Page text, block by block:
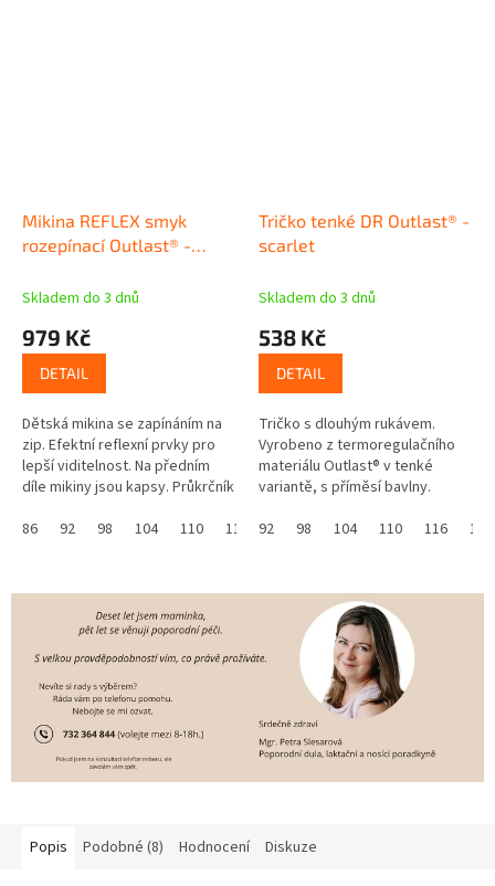
Mikina REFLEX smyk
rozepínací Outlast® -
Skladem do 3 dnů
979 Kč
DETAIL
Dětská mikina se zapínáním na
zip. Efektní reflexní prvky pro
lepší viditelnost. Na předním
díle mikiny jsou kapsy. Průkrčník
stojáčkem. Reflexní...
86 92 98 104 110 116 122 128
Tričko tenké DR Outlast® -
scarlet
Skladem do 3 dnů
538 Kč
DETAIL
Tričko s dlouhým rukávem.
Vyrobeno z termoregulačního
materiálu Outlast® v tenké
variantě, s příměsí bavlny.
omezuje pocení. Skvěle sedí,
92 98 104 110 116 122
Popis Podobné (8) Hodnocení Diskuze